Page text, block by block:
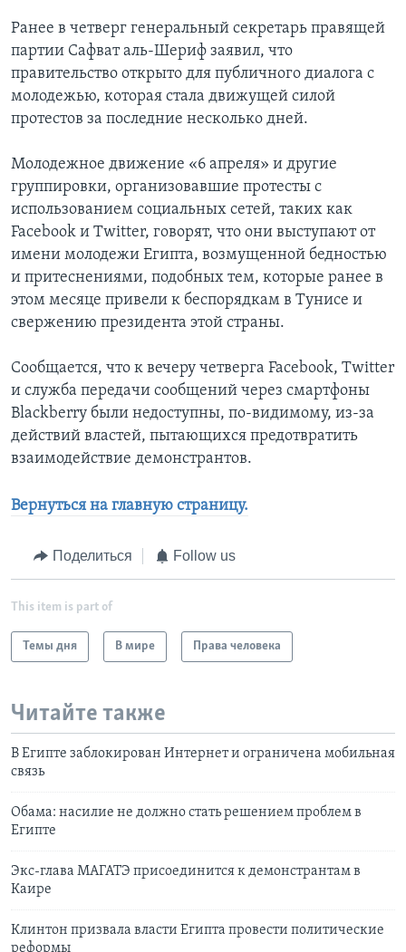
Ранее в четверг генеральный секретарь правящей
партии Сафват аль-Шериф заявил, что
правительство открыто для публичного диалога с
молодежью, которая стала движущей силой
протестов за последние несколько дней.
Молодежное движение «6 апреля» и другие
группировки, организовавшие протесты с
использованием социальных сетей, таких как
Facebook и Twitter, говорят, что они выступают от
имени молодежи Египта, возмущенной бедностью
и притеснениями, подобных тем, которые ранее в
этом месяце привели к беспорядкам в Тунисе и
свержению президента этой страны.
Сообщается, что к вечеру четверга Facebook, Twitter
и служба передачи сообщений через смартфоны
Blackberry были недоступны, по-видимому, из-за
действий властей, пытающихся предотвратить
взаимодействие демонстрантов.
Вернуться на главную страницу.
Поделиться Follow us
This item is part of
Темы дня В мире Права человека
Читайте также
В Египте заблокирован Интернет и ограничена мобильная
связь
Обама: насилие не должно стать решением проблем в
Египте
Экс-глава МАГАТЭ присоединится к демонстрантам в
Каире
Клинтон призвала власти Египта провести политические
реформы